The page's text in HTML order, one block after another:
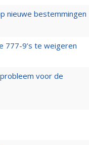
nieuwe bestemmingen
777-9’s te weigeren
voor de